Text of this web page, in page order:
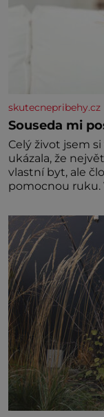
skutecnepribehy.cz
Souseda mi
Celý život jsem
ukázala, že
vlastní byt, ale
pomocnou ruku.
ani partnera.
Hned po studiích